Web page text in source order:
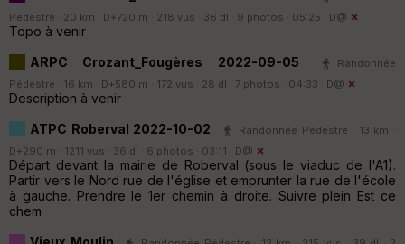
Pédestre · 20 km · D+720 m · 218 vus · 36 dl · 9 photos · 05:25 · D@
Topo à venir
ARPC Crozant_Fougères 2022-09-05
Randonnée
Pédestre · 16 km · D+580 m · 172 vus · 28 dl · 7 photos · 04:33 · D@
Description à venir
ATPC Roberval 2022-10-02
Randonnée Pédestre · 13 km ·
D+290 m · 1211 vus · 36 dl · 6 photos · 03:11 · D@
Départ devant la mairie de Roberval (sous le viaduc de l'A1).
Partir vers le Nord rue de l'église et emprunter la rue de l'école
à gauche. Prendre le 1er chemin à droite. Suivre plein Est ce
chem